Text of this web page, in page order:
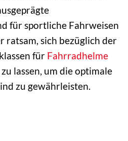
für sportliche Fahrweisen
ratsam, sich bezüglich der
für Fahrradhelme
lassen, um die optimale
zu gewährleisten.